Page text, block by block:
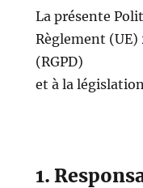
La présente
Règlement (UE)
(RGPD)
et à la
1.